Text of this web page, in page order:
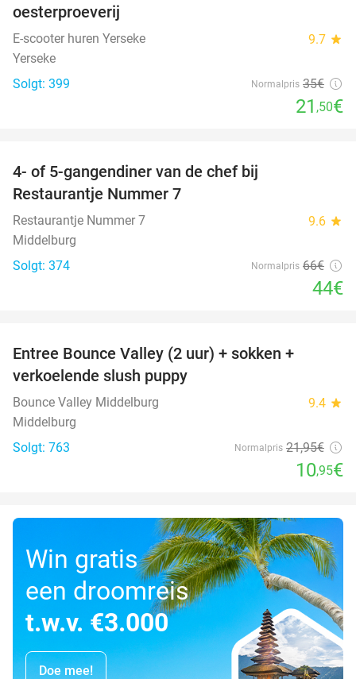
oesterproeverij
E-scooter huren Yerseke 9.7 star
Yerseke
Solgt: 399
Normalpris 35€
21 ,50€
4- of 5-gangendiner van de chef bij
Restaurantje Nummer 7
Restaurantje Nummer 7 9.6 star
Middelburg
Solgt: 374
Normalpris 66€
44€
Entree Bounce Valley (2 uur) + sokken +
verkoelende slush puppy
Bounce Valley Middelburg 9.4 star
Middelburg
Solgt: 763
Normalpris 21,95€
10,95€
Win gratis
een droomreis
t.w.v. €3.000
Doe mee!